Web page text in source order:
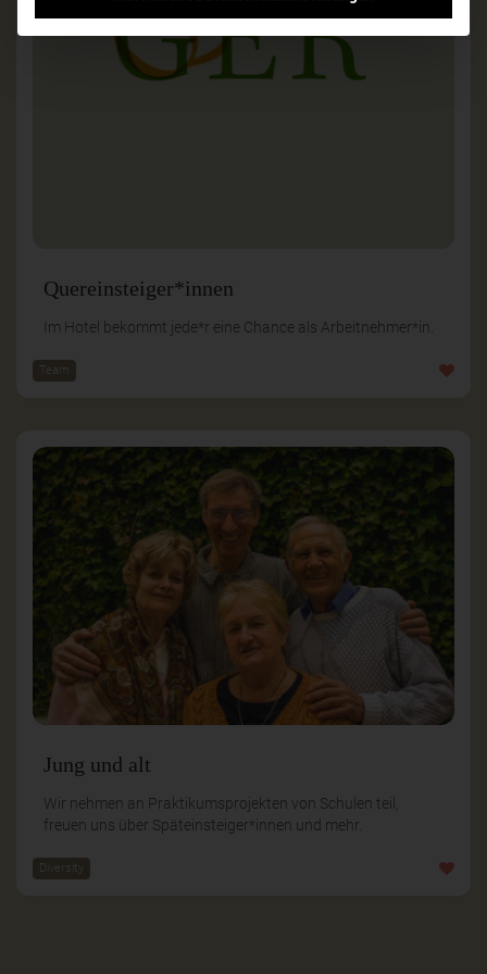
Quereinsteiger*innen
Im Hotel bekommt jede*r eine Chance als Arbeitnehmer*in.
Team
Jung und alt
Wir nehmen an Praktikumsprojekten von Schulen teil,
freuen uns über Späteinsteiger*innen und mehr.
Diversity